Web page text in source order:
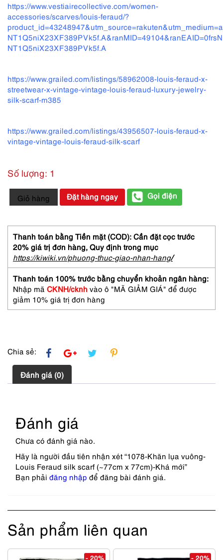
https://www.vestiairecollective.com/women-
accessories/scarves/louis-feraud/?
NT1Q5niX23XF389PVk5f.A
https://www.grailed.com/listings/58962008-louis-feraud-x-
streetwear-x-vintage-vintage-louis-feraud-luxury-jewelry-
silk-scarf-m385
https://www.grailed.com/listings/43956507-louis-feraud-x-
vintage-vintage-louis-feraud-silk-scarf
Số lượng: 1
1078-
Khăn
vuông-
Louis
Feraud
silk
scarf
(~77cm
77cm)-
Khá
Giỏ hàng Đặt hàng ngay Gọi điện
Thanh toán bằng Tiền mặt (COD): Cần đặt cọc trước
20% giá trị đơn hàng, Quy định trong mục
https://kiwiki.vn/phuong-thuc-giao-nhan-hang/
Thanh toán 100% trước bằng chuyển khoản ngân hàng:
Nhập mã CKNH/cknh vào ô "MÃ GIẢM GIÁ" để được
giảm 10% giá trị đơn hàng
Chia sẻ:
Đánh giá (0)
Đánh giá
Chưa có đánh giá nào.
Hãy là người đầu tiên nhận xét “1078-Khăn lụa vuông-
Louis Feraud silk scarf (~77cm x 77cm)-Khá mới”
Bạn phải đăng nhập để đăng bài đánh giá.
Sản phẩm liên quan
- 20% - 20%